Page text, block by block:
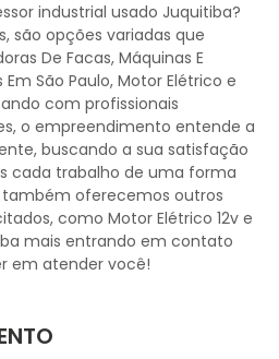
industrial usado Juquitiba?
são opções variadas que
De Facas, Máquinas E
São Paulo, Motor Elétrico e
com profissionais
o empreendimento entende a
buscando a sua satisfação
cada trabalho de uma forma
oferecemos outros
como Motor Elétrico 12v e
mais entrando em contato
em atender você!